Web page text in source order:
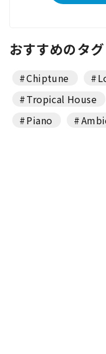
おすすめのタグ
Chiptune
Tropical House
Piano